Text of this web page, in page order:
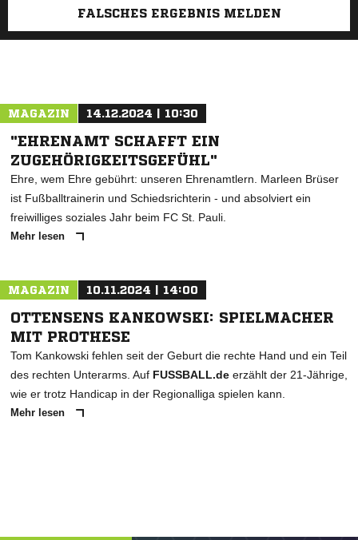
FALSCHES ERGEBNIS MELDEN
MAGAZIN 14.12.2024 | 10:30
"EHRENAMT SCHAFFT EIN
ZUGEHÖRIGKEITSGEFÜHL"
Ehre, wem Ehre gebührt: unseren Ehrenamtlern. Marleen Brüser
ist Fußballtrainerin und Schiedsrichterin - und absolviert ein
freiwilliges soziales Jahr beim FC St. Pauli.
Mehr lesen
MAGAZIN 10.11.2024 | 14:00
OTTENSENS KANKOWSKI: SPIELMACHER
MIT PROTHESE
Tom Kankowski fehlen seit der Geburt die rechte Hand und ein Teil
des rechten Unterarms. Auf FUSSBALL.de erzählt der 21-Jährige,
wie er trotz Handicap in der Regionalliga spielen kann.
Mehr lesen